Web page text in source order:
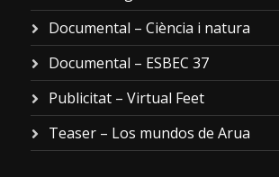
Documental – Ciència i natura
Documental – ESBEC 37
Publicitat – Virtual Feet
Teaser – Los mundos de Arua